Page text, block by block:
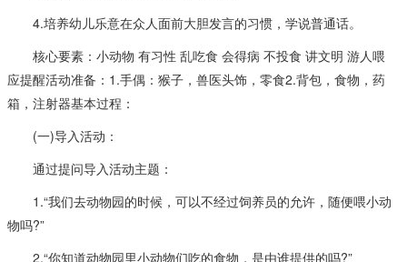
4.培养幼儿乐意在众人面前大胆发言的习惯，学说普通话。
核心要素：小动物 有习性 乱吃食 会得病 不投食 讲文明 游人喂
应提醒活动准备：1.手偶：猴子，兽医头饰，零食2.背包，食物，药
箱，注射器基本过程：
(一)导入活动：
通过提问导入活动主题：
1.“我们去动物园的时候，可以不经过饲养员的允许，随便喂小动
物吗?”
2.“你知道动物园里小动物们吃的食物，是由谁提供的吗?”